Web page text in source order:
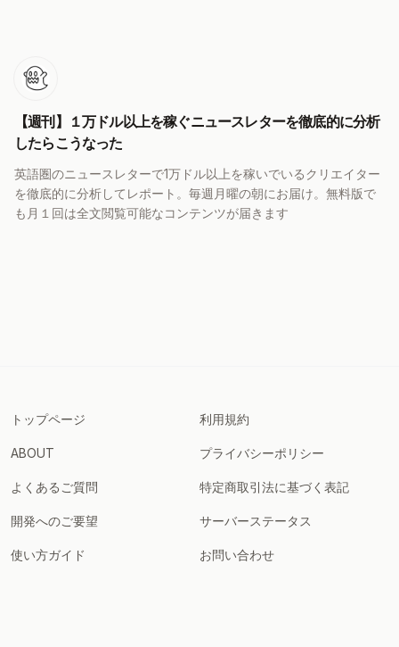
【週刊】１万ドル以上を稼ぐニュースレターを徹底的に分析
したらこうなった
英語圏のニュースレターで1万ドル以上を稼いでいるクリエイター
を徹底的に分析してレポート。毎週月曜の朝にお届け。無料版で
も月１回は全文閲覧可能なコンテンツが届きます
トップページ
ABOUT
よくあるご質問
開発へのご要望
使い方ガイド
利用規約
プライバシーポリシー
特定商取引法に基づく表記
サーバーステータス
お問い合わせ